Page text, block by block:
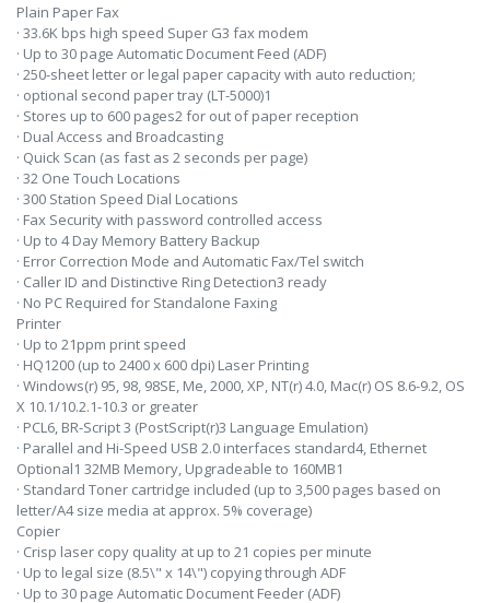
Plain Paper Fax
· 33.6K bps high speed Super G3 fax modem
· Up to 30 page Automatic Document Feed (ADF)
· 250-sheet letter or legal paper capacity with auto reduction;
· optional second paper tray (LT-5000)1
· Stores up to 600 pages2 for out of paper reception
· Dual Access and Broadcasting
· Quick Scan (as fast as 2 seconds per page)
· 32 One Touch Locations
· 300 Station Speed Dial Locations
· Fax Security with password controlled access
· Up to 4 Day Memory Battery Backup
· Error Correction Mode and Automatic Fax/Tel switch
· Caller ID and Distinctive Ring Detection3 ready
· No PC Required for Standalone Faxing
Printer
· Up to 21ppm print speed
· HQ1200 (up to 2400 x 600 dpi) Laser Printing
· Windows(r) 95, 98, 98SE, Me, 2000, XP, NT(r) 4.0, Mac(r) OS 8.6-9.2, OS
X 10.1/10.2.1-10.3 or greater
· PCL6, BR-Script 3 (PostScript(r)3 Language Emulation)
· Parallel and Hi-Speed USB 2.0 interfaces standard4, Ethernet
Optional1 32MB Memory, Upgradeable to 160MB1
· Standard Toner cartridge included (up to 3,500 pages based on
letter/A4 size media at approx. 5% coverage)
Copier
· Crisp laser copy quality at up to 21 copies per minute
· Up to legal size (8.5\" x 14\") copying through ADF
· Up to 30 page Automatic Document Feeder (ADF)